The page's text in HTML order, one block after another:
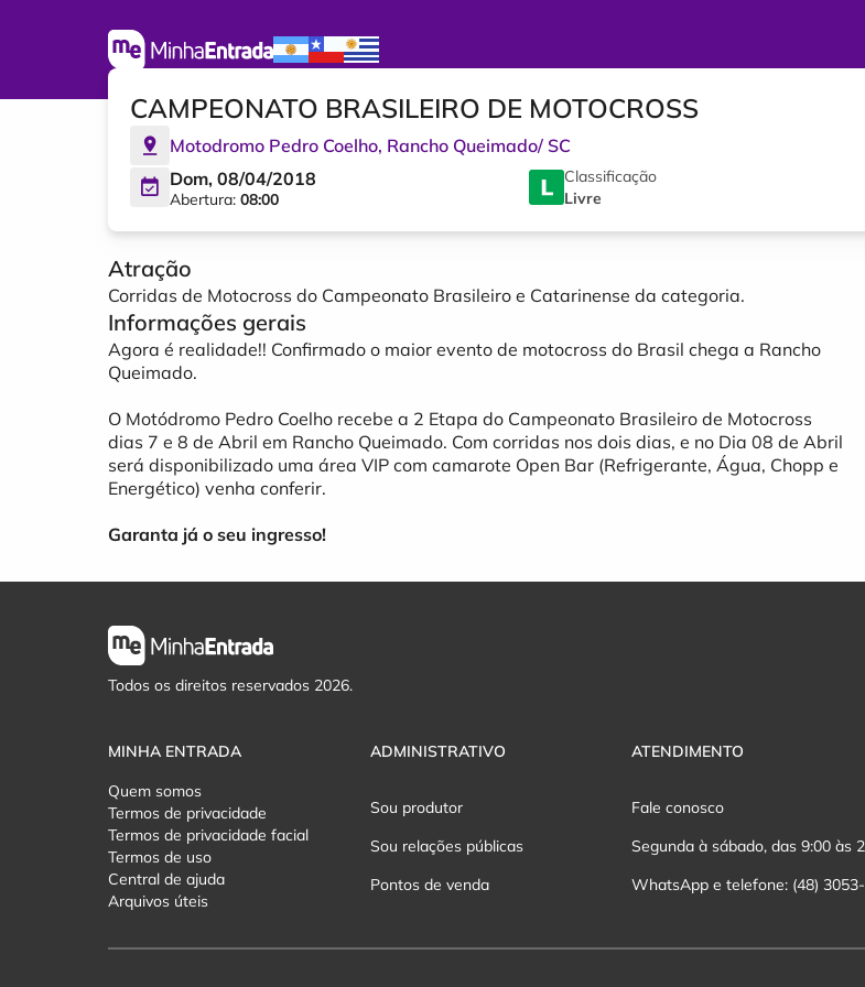
CAMPEONATO BRASILEIRO DE MOTOCROSS
Motodromo Pedro Coelho, Rancho Queimado/ SC
Dom, 08/04/2018
Abertura: 08:00
Classificação
Livre
Atração
Corridas de Motocross do Campeonato Brasileiro e Catarinense da categoria.
Informações gerais
Agora é realidade!! Confirmado o maior evento de motocross do Brasil chega a Rancho
Queimado.
O Motódromo Pedro Coelho recebe a 2 Etapa do Campeonato Brasileiro de Motocross
dias 7 e 8 de Abril em Rancho Queimado. Com corridas nos dois dias, e no Dia 08 de Abril
será disponibilizado uma área VIP com camarote Open Bar (Refrigerante, Água, Chopp e
Energético) venha conferir.
Garanta já o seu ingresso!
Todos os direitos reservados 2026.
MINHA ENTRADA
Quem somos
Termos de privacidade
Termos de privacidade facial
Termos de uso
Central de ajuda
Arquivos úteis
ADMINISTRATIVO
Sou produtor
Sou relações públicas
Pontos de venda
ATENDIMENTO
Fale conosco
Segunda à sábado, das 9:00 às
WhatsApp e telefone: (48)